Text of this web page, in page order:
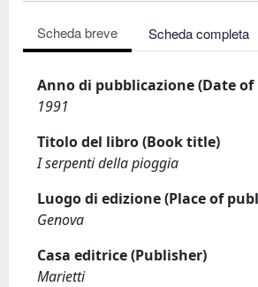
Scheda breve Scheda completa
Anno di pubblicazione (Date
1991
Titolo del libro (Book title)
I serpenti della pioggia
Luogo di edizione (Place of
Genova
Casa editrice (Publisher)
Marietti